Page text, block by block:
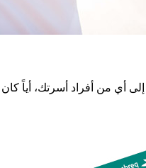
أي من أفراد أسرتك، أياً